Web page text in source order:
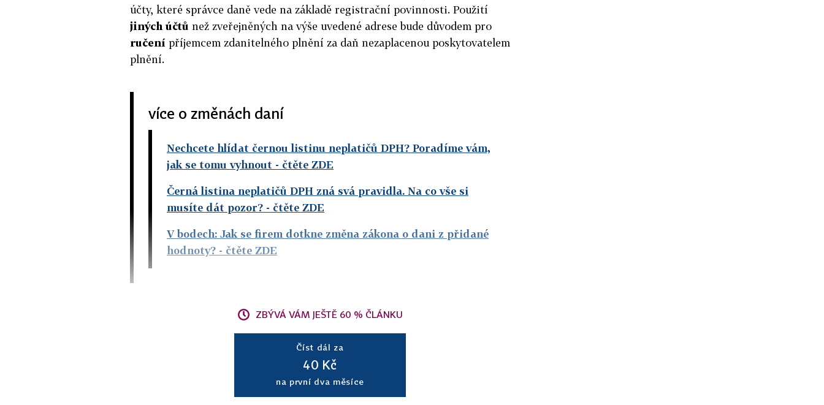
účty, které správce daně vede na základě registrační povinnosti. Použití
jiných účtů než zveřejněných na výše uvedené adrese bude důvodem pro
ručení příjemcem zdanitelného plnění za daň nezaplacenou poskytovatelem
plnění.
více o změnách daní
Nechcete hlídat černou listinu neplatičů DPH? Poradíme vám,
jak se tomu vyhnout - čtěte ZDE
Černá listina neplatičů DPH zná svá pravidla. Na co vše si
musíte dát pozor? - čtěte ZDE
V bodech: Jak se firem dotkne změna zákona o dani z přidané
hodnoty? - čtěte ZDE
ZBÝVÁ VÁM JEŠTĚ 60 % ČLÁNKU
Číst dál za
40 Kč
na první dva měsíce